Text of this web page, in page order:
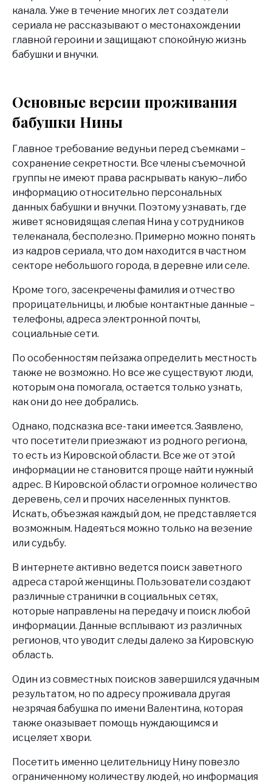
канала. Уже в течение многих лет создатели
сериала не рассказывают о местонахождении
главной героини и защищают спокойную жизнь
бабушки и внучки.
Основные версии проживания
бабушки Нины
Главное требование ведуньи перед съемками –
сохранение секретности. Все члены съемочной
группы не имеют права раскрывать какую–либо
информацию относительно персональных
данных бабушки и внучки. Поэтому узнавать, где
живет ясновидящая слепая Нина у сотрудников
телеканала, бесполезно. Примерно можно понять
из кадров сериала, что дом находится в частном
секторе небольшого города, в деревне или селе.
Кроме того, засекречены фамилия и отчество
прорицательницы, и любые контактные данные –
телефоны, адреса электронной почты,
социальные сети.
По особенностям пейзажа определить местность
также не возможно. Но все же существуют люди,
которым она помогала, остается только узнать,
как они до нее добрались.
Однако, подсказка все-таки имеется. Заявлено,
что посетители приезжают из родного региона,
то есть из Кировской области. Все же от этой
информации не становится проще найти нужный
адрес. В Кировской области огромное количество
деревень, сел и прочих населенных пунктов.
Искать, объезжая каждый дом, не представляется
возможным. Надеяться можно только на везение
или судьбу.
В интернете активно ведется поиск заветного
адреса старой женщины. Пользователи создают
различные странички в социальных сетях,
которые направлены на передачу и поиск любой
информации. Данные всплывают из различных
регионов, что уводит следы далеко за Кировскую
область.
Один из совместных поисков завершился удачным
результатом, но по адресу проживала другая
незрячая бабушка по имени Валентина, которая
также оказывает помощь нуждающимся и
исцеляет хвори.
Посетить именно целительницу Нину повезло
ограниченному количеству людей, но информация